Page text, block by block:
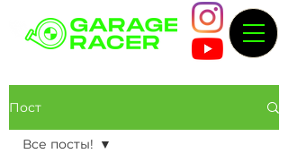
Пост
Все посты!